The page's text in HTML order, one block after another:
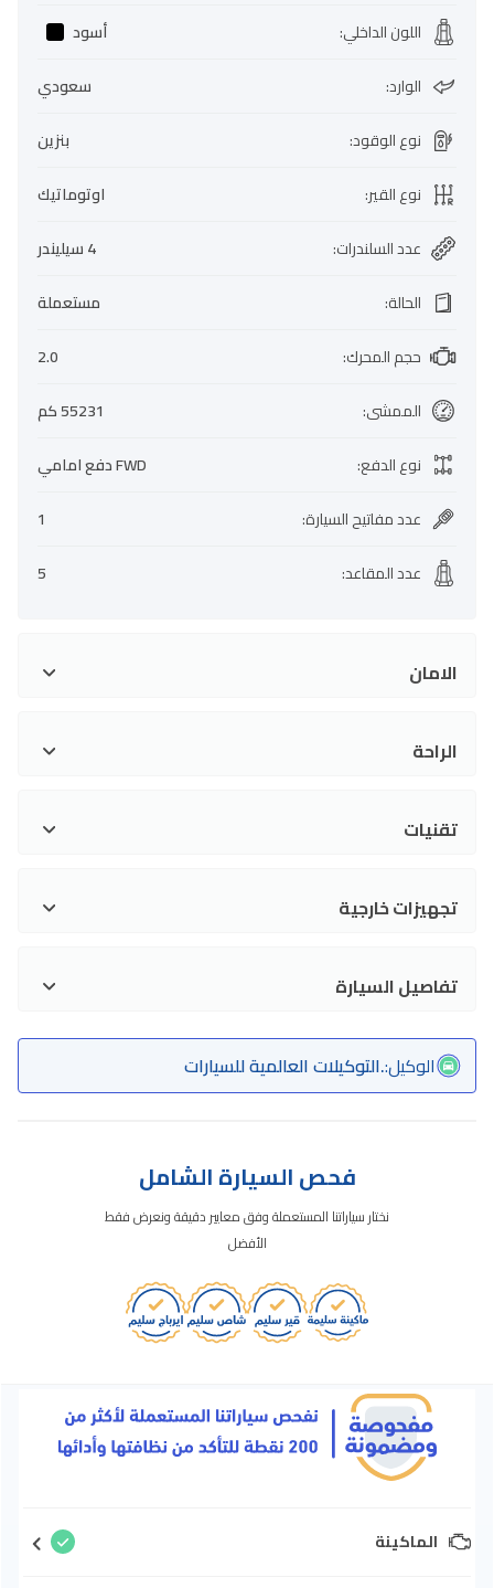
اللون الداخلي:
أسود
الوارد:
سعودي
نوع الوقود:
بنزين
نوع القير:
اوتوماتيك
عدد السلندرات:
4 سيليندر
الحالة:
مستعملة
حجم المحرك:
2.0
الممشى:
55231 كم
نوع الدفع:
FWD دفع امامي
عدد مفاتيح السيارة:
1
عدد المقاعد:
5
الامان
الراحة
تقنيات
تجهيزات خارجية
تفاصيل السيارة
الوكيل:.التوكيلات العالمية للسيارات
فحص السيارة الشامل
نختار سياراتنا المستعملة وفق معايير دقيقة ونعرض فقط
الأفضل
الماكينة